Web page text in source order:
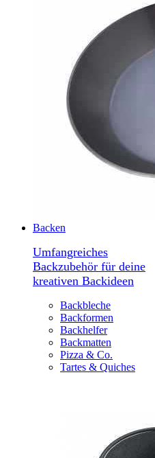
Backen
Umfangreiches
Backzubehör für deine
kreativen Backideen
Backbleche
Backformen
Backhelfer
Backmatten
Pizza & Co.
Tartes & Quiches